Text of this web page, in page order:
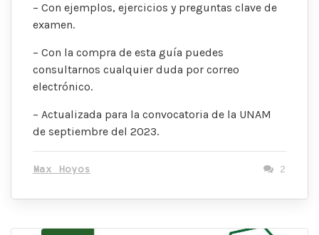
– Con ejemplos, ejercicios y preguntas clave de
examen.
– Con la compra de esta guía puedes
consultarnos cualquier duda por correo
electrónico.
– Actualizada para la convocatoria de la UNAM
de septiembre del 2023.
Max Hoyos 2